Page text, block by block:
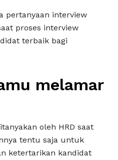
pertanyaan interview
proses interview
terbaik bagi
melamar
oleh HRD saat
tentu saja untuk
ketertarikan kandidat